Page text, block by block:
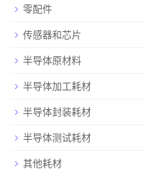
零配件
传感器和芯片
半导体原材料
半导体加工耗材
半导体封装耗材
半导体测试耗材
其他耗材